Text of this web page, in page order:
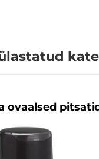
ovaalsed